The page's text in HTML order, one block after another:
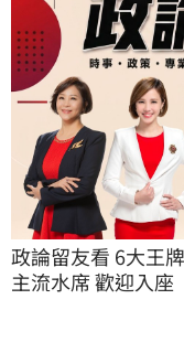
政論留友看 6大王
主流水席 歡迎入座